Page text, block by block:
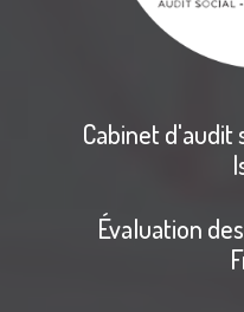
Cabinet d'audit
Évaluation